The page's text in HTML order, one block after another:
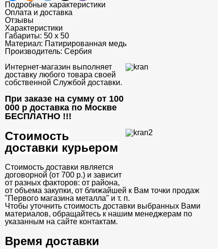
Подробные характеристики
Оплата и доставка
Отзывы
Характеристики
Габариты: 50 х 50
Материал: Патирированная медь
Производитель: Сербия
Интернет-магазин выполняет
доставку любого товара своей
собственной Службой доставки.
При заказе на сумму от 100
000 р доставка по Москве
БЕСПЛАТНО !!!
Стоимость
доставки курьером
Стоимость доставки является
договорной (от 700 р.) и зависит
от разных факторов: от района,
от объема закупки, от ближайшей к Вам точки продаж
"Первого магазина металла" и т. п.
Чтобы уточнить стоимость доставки выбранных Вами
материалов, обращайтесь к нашим менеджерам по
указанным на сайте контактам.
Время доставки